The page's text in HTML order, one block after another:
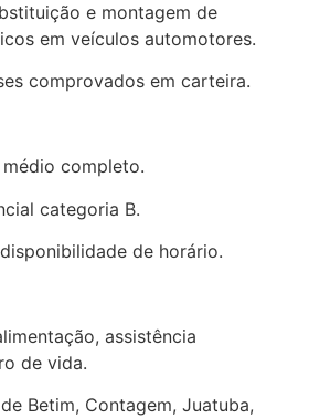
e montagem de
em veículos automotores.
comprovados em carteira.
completo.
categoria B.
de horário.
assistência
de vida.
Betim, Contagem, Juatuba,